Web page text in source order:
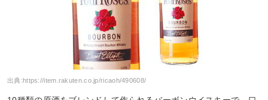
出典: https://item.rakuten.co.jp/ricaoh/490608/